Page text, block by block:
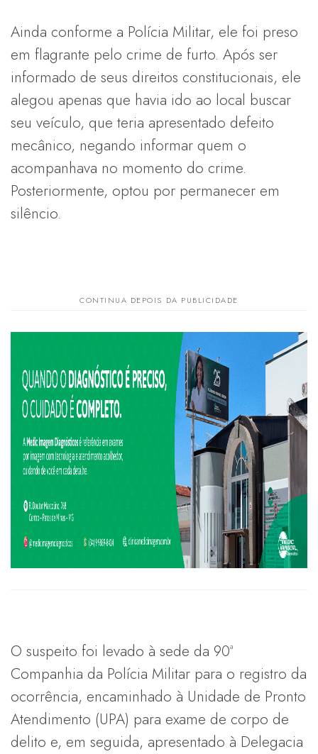
Ainda conforme a Polícia Militar, ele foi preso
em flagrante pelo crime de furto. Após ser
informado de seus direitos constitucionais, ele
alegou apenas que havia ido ao local buscar
seu veículo, que teria apresentado defeito
mecânico, negando informar quem o
acompanhava no momento do crime.
Posteriormente, optou por permanecer em
silêncio.
O suspeito foi levado à sede da 90ª
Companhia da Polícia Militar para o registro da
ocorrência, encaminhado à Unidade de Pronto
Atendimento (UPA) para exame de corpo de
delito e, em seguida, apresentado à Delegacia